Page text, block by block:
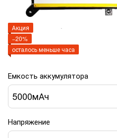
Акция
−20%
осталось меньше часа
Емкость аккумулятора
5000мАч
Напряжение